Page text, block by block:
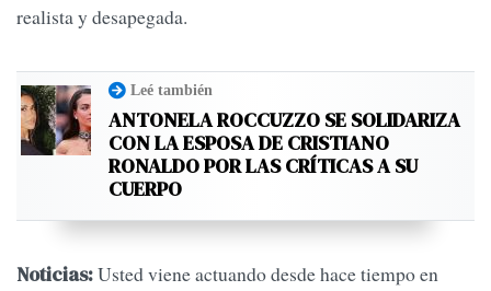
realista y desapegada.
Leé también
ANTONELA ROCCUZZO SE SOLIDARIZA
CON LA ESPOSA DE CRISTIANO
RONALDO POR LAS CRÍTICAS A SU
CUERPO
Noticias:Usted viene actuando desde hace tiempo en